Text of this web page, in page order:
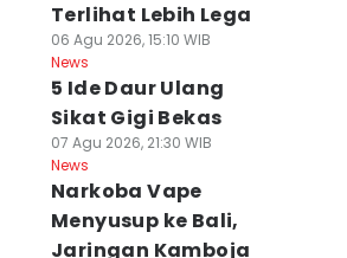
Terlihat Lebih Lega
06 Agu 2026, 15:10 WIB
News
5 Ide Daur Ulang
Sikat Gigi Bekas
07 Agu 2026, 21:30 WIB
News
Narkoba Vape
Menyusup ke Bali,
Jaringan Kamboja